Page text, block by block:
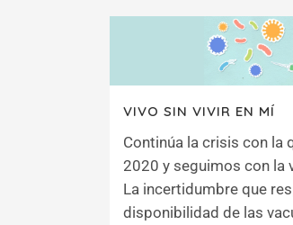
VIVO SIN VIVIR EN MÍ
Continúa la crisis con la
2020 y seguimos con la
La incertidumbre que
disponibilidad de las